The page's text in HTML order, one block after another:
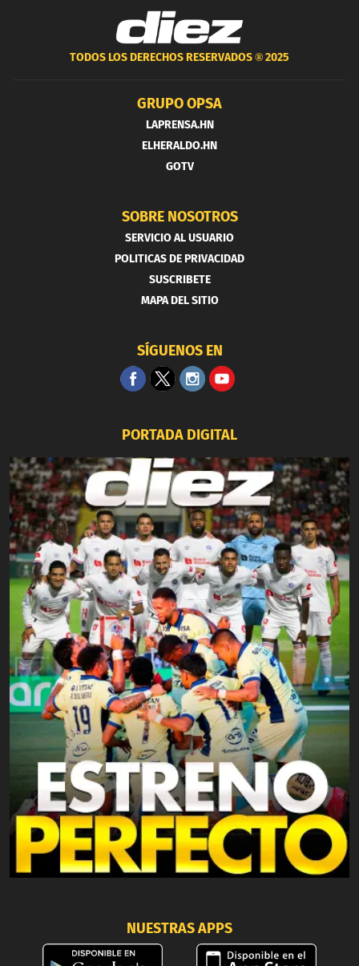
TODOS LOS DERECHOS RESERVADOS ®2025
GRUPO OPSA
LAPRENSA.HN
ELHERALDO.HN
GOTV
SOBRE NOSOTROS
SERVICIO AL USUARIO
POLITICAS DE PRIVACIDAD
SUSCRIBETE
MAPA DEL SITIO
SÍGUENOS EN
PORTADA DIGITAL
NUESTRAS APPS